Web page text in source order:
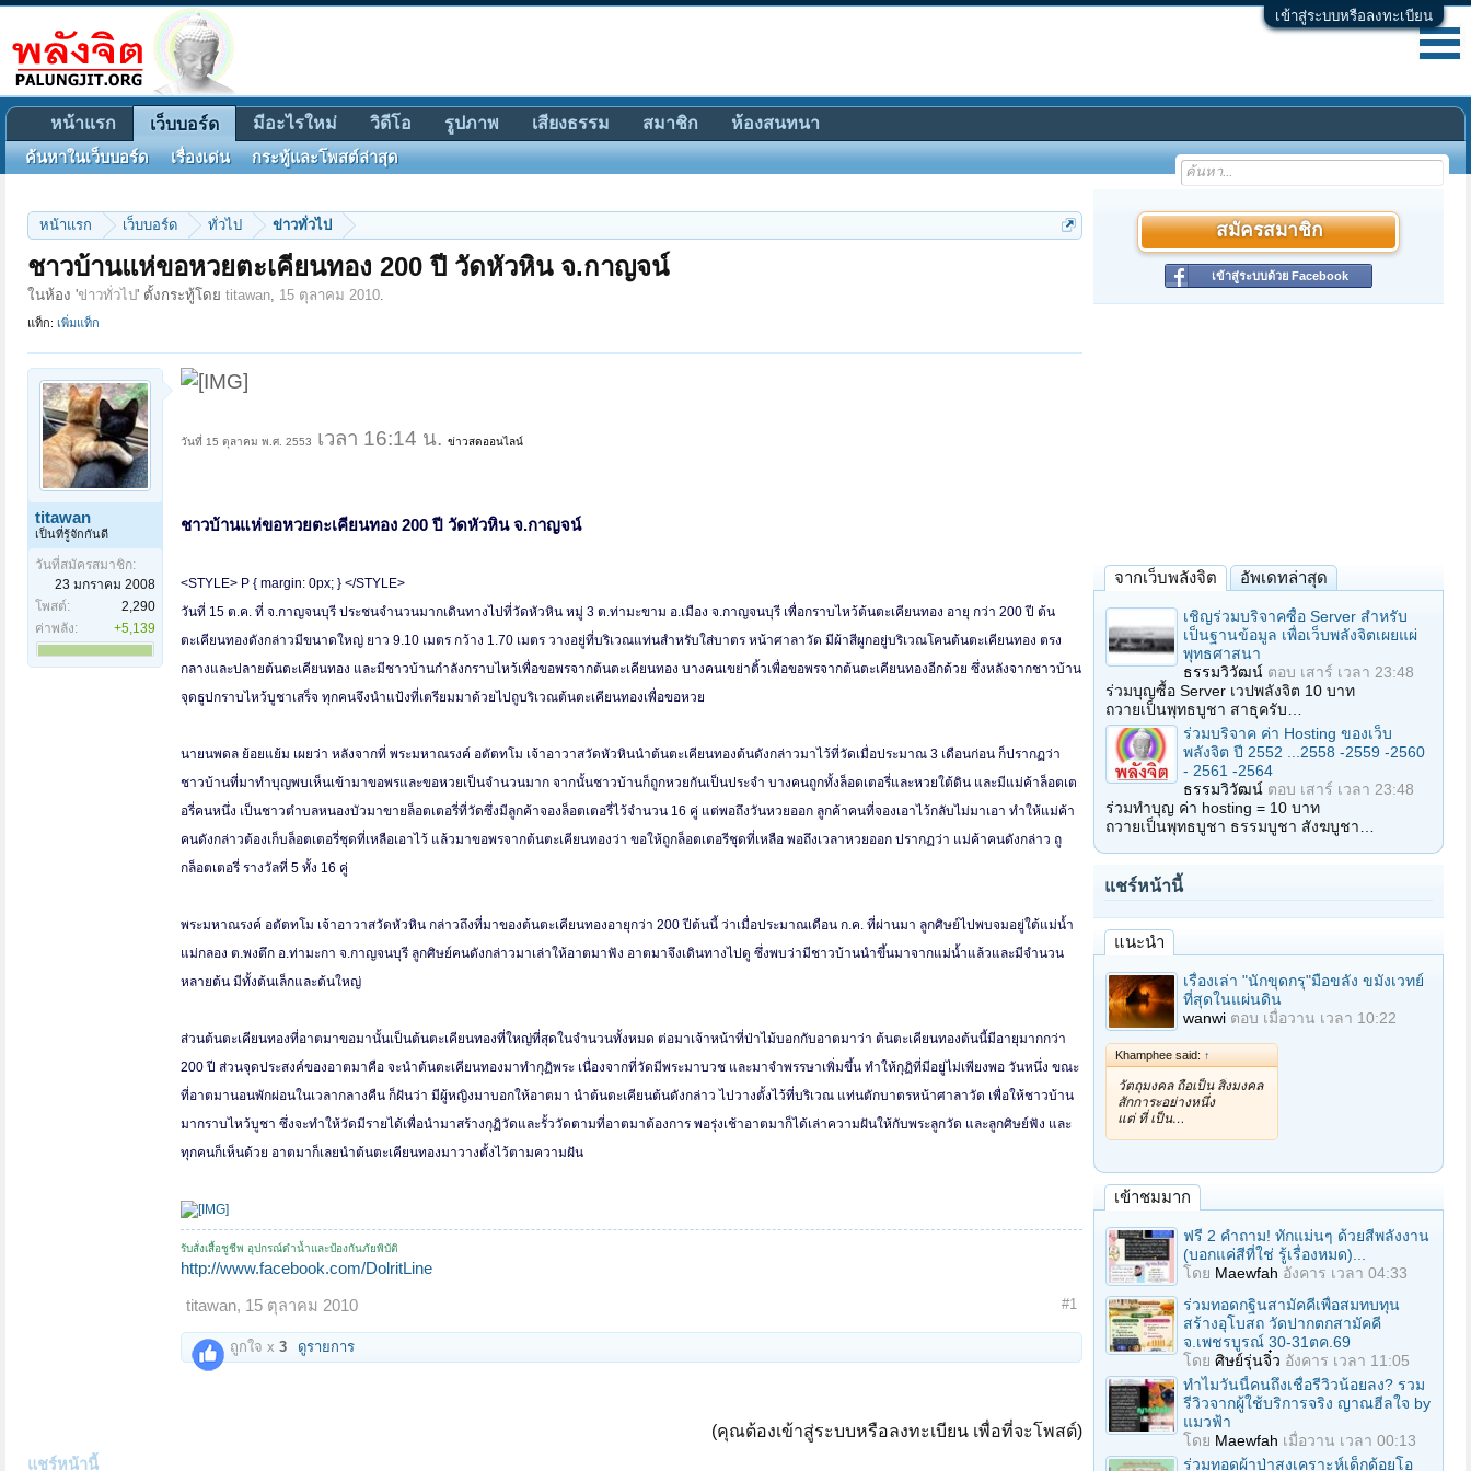
เข้าสู่ระบบหรือลงทะเบียน
หน้าแรก เว็บบอร์ด ทั่วไป ข่าวทั่วไป
ชาวบ้านแห่ขอหวยตะเคียนทอง 200 ปี วัดหัวหิน จ.กาญจน์
ในห้อง 'ข่าวทั่วไป' ตั้งกระทู้โดย titawan, 15 ตุลาคม 2010.
แท็ก: เพิ่มแท็ก
titawan
เป็นที่รู้จักกันดี
วันที่สมัครสมาชิก:
23 มกราคม 2008
โพสต์:
2,290
ค่าพลัง:
+5,139
วันที่ 15 ตุลาคม พ.ศ. 2553 เวลา 16:14 น. ข่าวสดออนไลน์
ชาวบ้านแห่ขอหวยตะเคียนทอง 200 ปี วัดหัวหิน จ.กาญจน์
<STYLE> P { margin: 0px; } </STYLE>
วันที่ 15 ต.ค. ที่ จ.กาญจนบุรี ประชนจำนวนมากเดินทางไปที่วัดหัวหิน หมู่ 3 ต.ท่ามะขาม อ.เมือง จ.กาญจนบุรี เพื่อกราบไหว้ต้นตะเคียนทอง อายุ กว่า 200 ปี ต้น
ตะเคียนทองดังกล่าวมีขนาดใหญ่ ยาว 9.10 เมตร กว้าง 1.70 เมตร วางอยู่ที่บริเวณแท่นสำหรับใส่บาตร หน้าศาลาวัด มีผ้าสีผูกอยู่บริเวณโคนต้นตะเคียนทอง ตรง
กลางและปลายต้นตะเคียนทอง และมีชาวบ้านกำลังกราบไหว้เพื่อขอพรจากต้นตะเคียนทอง บางคนเขย่าติ้วเพื่อขอพรจากต้นตะเคียนทองอีกด้วย ซึ่งหลังจากชาวบ้าน
จุดธูปกราบไหว้บูชาเสร็จ ทุกคนจึงนำแป้งที่เตรียมมาด้วยไปถูบริเวณต้นตะเคียนทองเพื่อขอหวย
นายนพดล ย้อยแย้ม เผยว่า หลังจากที่ พระมหาณรงค์ อตัตทโม เจ้าอาวาสวัดหัวหินนำต้นตะเคียนทองต้นดังกล่าวมาไว้ที่วัดเมื่อประมาณ 3 เดือนก่อน ก็ปรากฏว่า
ชาวบ้านที่มาทำบุญพบเห็นเข้ามาขอพรและขอหวยเป็นจำนวนมาก จากนั้นชาวบ้านก็ถูกหวยกันเป็นประจำ บางคนถูกทั้งล็อดเตอรี่และหวยใต้ดิน และมีแม่ค้าล็อตเต
อรี่คนหนึ่ง เป็นชาวตำบลหนองบัวมาขายล็อตเตอรี่ที่วัดซึ่งมีลูกค้าจองล็อตเตอรี่ไว้จำนวน 16 คู่ แต่พอถึงวันหวยออก ลูกค้าคนที่จองเอาไว้กลับไม่มาเอา ทำให้แม่ค้า
คนดังกล่าวต้องเก็บล็อตเตอรี่ชุดที่เหลือเอาไว้ แล้วมาขอพรจากต้นตะเคียนทองว่า ขอให้ถูกล็อตเตอรีชุดที่เหลือ พอถึงเวลาหวยออก ปรากฏว่า แม่ค้าคนดังกล่าว ถู
กล็อตเตอรี่ รางวัลที่ 5 ทั้ง 16 คู่
พระมหาณรงค์ อตัตทโม เจ้าอาวาสวัดหัวหิน กล่าวถึงที่มาของต้นตะเคียนทองอายุกว่า 200 ปีต้นนี้ ว่าเมื่อประมาณเดือน ก.ค. ที่ผ่านมา ลูกศิษย์ไปพบจมอยู่ใต้แม่น้ำ
แม่กลอง ต.พงตึก อ.ท่ามะกา จ.กาญจนบุรี ลูกศิษย์คนดังกล่าวมาเล่าให้อาตมาฟัง อาตมาจึงเดินทางไปดู ซึ่งพบว่ามีชาวบ้านนำขึ้นมาจากแม่น้ำแล้วและมีจำนวน
หลายต้น มีทั้งต้นเล็กและต้นใหญ่
ส่วนต้นตะเคียนทองที่อาตมาขอมานั้นเป็นต้นตะเคียนทองที่ใหญ่ที่สุดในจำนวนทั้งหมด ต่อมาเจ้าหน้าที่ป่าไม้บอกกับอาตมาว่า ต้นตะเคียนทองต้นนี้มีอายุมากกว่า
200 ปี ส่วนจุดประสงค์ของอาตมาคือ จะนำต้นตะเคียนทองมาทำกุฏิพระ เนื่องจากที่วัดมีพระมาบวช และมาจำพรรษาเพิ่มขึ้น ทำให้กุฏิที่มีอยู่ไม่เพียงพอ วันหนึ่ง ขณะ
ที่อาตมานอนพักผ่อนในเวลากลางคืน ก็ฝันว่า มีผู้หญิงมาบอกให้อาตมา นำต้นตะเคียนต้นดังกล่าว ไปวางตั้งไว้ที่บริเวณ แท่นตักบาตรหน้าศาลาวัด เพื่อให้ชาวบ้าน
มากราบไหว้บูชา ซึ่งจะทำให้วัดมีรายได้เพื่อนำมาสร้างกุฏิวัดและรั้ววัดตามที่อาตมาต้องการ พอรุ่งเช้าอาตมาก็ได้เล่าความฝันให้กับพระลูกวัด และลูกศิษย์ฟัง และ
ทุกคนก็เห็นด้วย อาตมาก็เลยนำต้นตะเคียนทองมาวางตั้งไว้ตามความฝัน
รับสั่งเสื้อชูชีพ อุปกรณ์ดำน้ำและป้องกันภัยพิบัติ
http://www.facebook.com/DolritLine
titawan, 15 ตุลาคม 2010 #1
ถูกใจ x 3 ดูรายการ
(คุณต้องเข้าสู่ระบบหรือลงทะเบียน เพื่อที่จะโพสต์)
แชร์หน้านี้
สมัครสมาชิก
เข้าสู่ระบบด้วย Facebook
จากเว็บพลังจิต อัพเดทล่าสุด
เชิญร่วมบริจาคซื้อ Server สำหรับ
เป็นฐานข้อมูล เพื่อเว็บพลังจิตเผยแผ่
พุทธศาสนา
ธรรมวิวัฒน์ ตอบ เสาร์ เวลา 23:48
ร่วมบุญซื้อ Server เวปพลังจิต 10 บาท
ถวายเป็นพุทธบูชา สาธุครับ…
ร่วมบริจาค ค่า Hosting ของเว็บ
พลังจิต ปี 2552 ...2558 -2559 -2560
- 2561 -2564
ธรรมวิวัฒน์ ตอบ เสาร์ เวลา 23:48
ร่วมทำบุญ ค่า hosting = 10 บาท
ถวายเป็นพุทธบูชา ธรรมบูชา สังฆบูชา…
แชร์หน้านี้
แนะนำ
เรื่องเล่า "นักขุดกรุ"มือขลัง ขมังเวทย์
ที่สุดในแผ่นดิน
wanwi ตอบ เมื่อวาน เวลา 10:22
Khamphee said: ↑
วัตถุมงคล ถือเป็น สิ่งมงคล
สักการะอย่างหนึ่ง
แต่ ที่ เป็น…
เข้าชมมาก
ฟรี 2 คำถาม! ทักแม่นๆ ด้วยสีพลังงาน
(บอกแค่สีที่ใช่ รู้เรื่องหมด)...
โดย Maewfah อังคาร เวลา 04:33
ร่วมทอดกฐินสามัคคีเพื่อสมทบทุน
สร้างอุโบสถ วัดปากตกสามัคคี
จ.เพชรบูรณ์ 30-31ตค.69
โดย ศิษย์รุ่นจิ๋ว อังคาร เวลา 11:05
ทำไมวันนี้คนถึงเชื่อรีวิวน้อยลง? รวม
รีวิวจากผู้ใช้บริการจริง ญาณฮีลใจ by
แมวฟ้า
โดย Maewfah เมื่อวาน เวลา 00:13
ร่วมทอดผ้าป่าสงเคราะห์เด็กด้อยโอ
หน้าแรก เว็บบอร์ด
ค้นหาในเว็บบอร์ด เรื่องเด่น กระทู้และโพสต์ล่าสุด
มีอะไรใหม่ วิดีโอ รูปภาพ เสียงธรรม สมาชิก ห้องสนทนา